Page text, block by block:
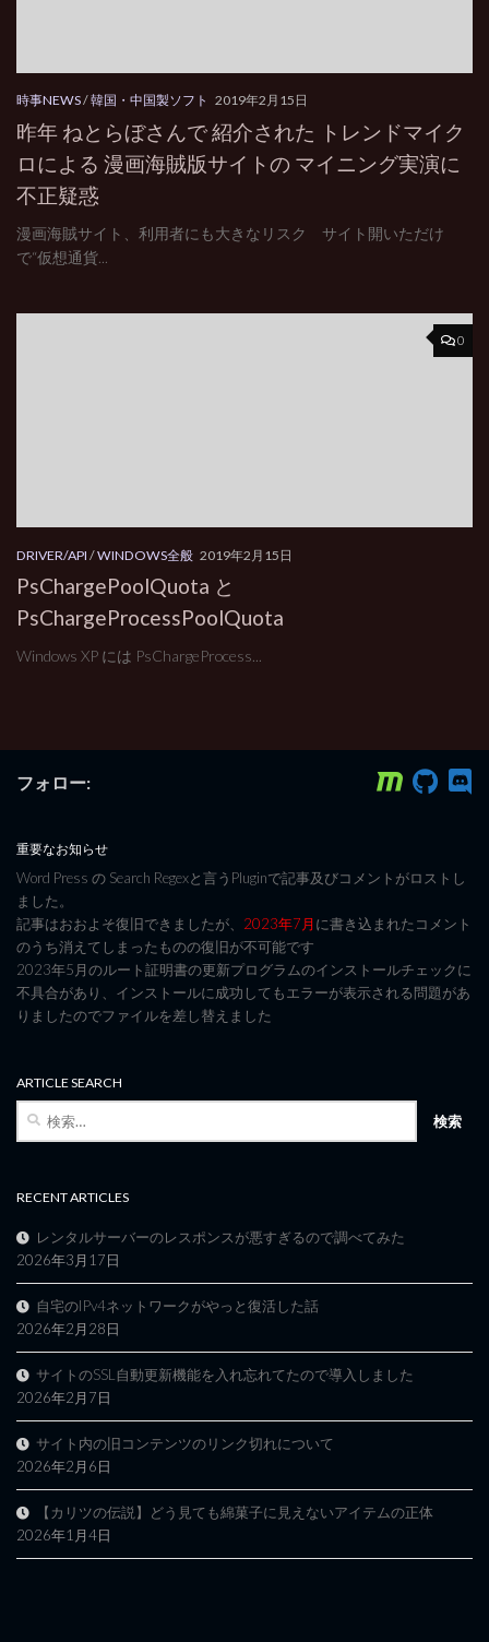
時事NEWS/韓国・中国製ソフト 2019年2月15日
昨年 ねとらぼさんで 紹介された トレンドマイク
ロによる 漫画海賊版サイトの マイニング実演に
不正疑惑
漫画海賊サイト、利用者にも大きなリスク サイト開いただけ
で“仮想通貨...
0
DRIVER/API /WINDOWS全般 2019年2月15日
PsChargePoolQuota と
PsChargeProcessPoolQuota
Windows XP には PsChargeProcess...
フォロー:
重要なお知らせ
Word Press の Search Regexと言うPluginで記事及びコメントがロストし
ました。
記事はおおよそ復旧できましたが、 2023年7月に書き込まれたコメント
のうち消えてしまったものの復旧が不可能です
2023年5月のルート証明書の更新プログラムのインストールチェックに
不具合があり、インストールに成功してもエラーが表示される問題があ
りましたのでファイルを差し替えました
ARTICLE SEARCH
検
RECENT ARTICLES
レンタルサーバーのレスポンスが悪すぎるので調べてみた
2026年3月17日
自宅のIPv4ネットワークがやっと復活した話
2026年2月28日
サイトのSSL自動更新機能を入れ忘れてたので導入しました
2026年2月7日
サイト内の旧コンテンツのリンク切れについて
2026年2月6日
【カリツの伝説】どう見ても綿菓子に見えないアイテムの正体
2026年1月4日